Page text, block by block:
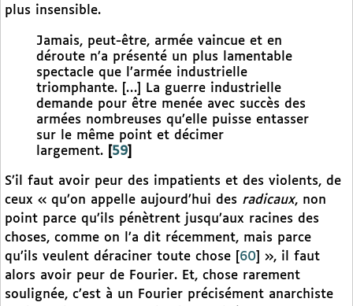
plus insensible.
Jamais, peut-être, armée vaincue et en
déroute n’a présenté un plus lamentable
spectacle que l’armée industrielle
triomphante. […] La guerre industrielle
demande pour être menée avec succès des
armées nombreuses qu’elle puisse entasser
sur le même point et décimer
largement.
59
S’il faut avoir peur des impatients et des violents, de
ceux « qu’on appelle aujourd’hui des radicaux, non
point parce qu’ils pénètrent jusqu’aux racines des
choses, comme on l’a dit récemment, mais parce
qu’ils veulent déraciner toute chose
60
», il faut
alors avoir peur de Fourier. Et, chose rarement
soulignée, c’est à un Fourier précisément anarchiste